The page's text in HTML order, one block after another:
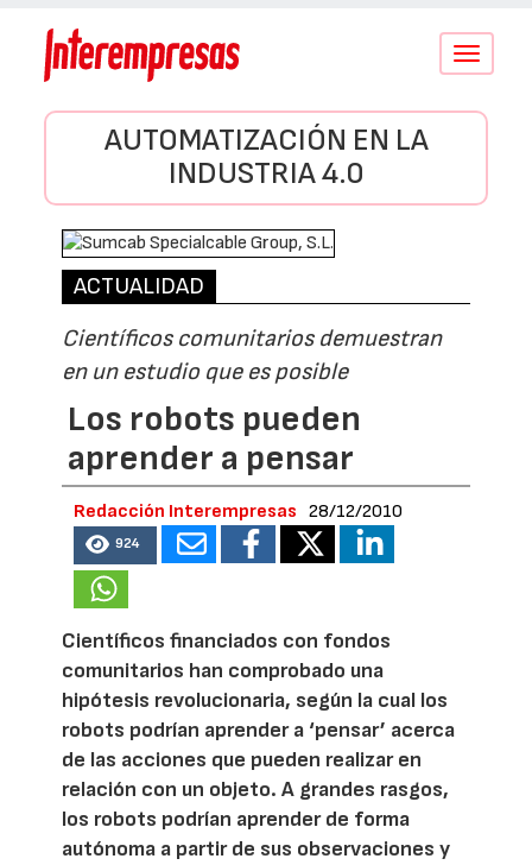
Conmutar
AUTOMATIZACIÓN EN LA
INDUSTRIA 4.0
ACTUALIDAD
Científicos comunitarios demuestran
en un estudio que es posible
Los robots pueden
aprender a pensar
Redacción Interempresas 28/12/2010
924
Científicos financiados con fondos
comunitarios han comprobado una
hipótesis revolucionaria, según la cual los
robots podrían aprender a ‘pensar’ acerca
de las acciones que pueden realizar en
relación con un objeto. A grandes rasgos,
los robots podrían aprender de forma
autónoma a partir de sus observaciones y